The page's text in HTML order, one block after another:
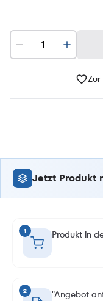
Jetzt Produkt
1 Produkt in
2 "Angebot